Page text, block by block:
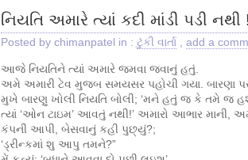
નિયતિ અમારે ત્યાં કદી માંડી પડી નથી
Posted by chimanpatel in : ટુંકી વાર્તા , add a
આજે નિયતિને ત્યાં અમારે જમવા જવાનું હતું.
અમે અમારી ટેવ મુજબ સમયસર પહોચી ગયા. બારણા
મુખે બારણુ ખોલી નિયતિ બોલી; ‘મને હતું જ કે તમે જ
ત્યાં ‘ઓન ટાઇમ’ આવતું નથી!’ અમારો આભાર માની,
કંપની આપી, બેસવાનું કહી પુછ્યું?;
‘ડ્રીન્કમાં શુ આપુ તમને?”